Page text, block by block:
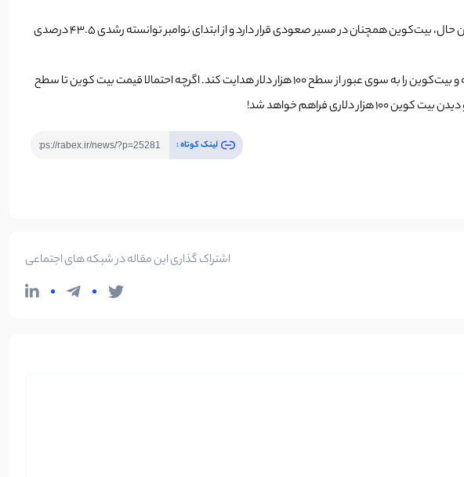
در حال حاضر، قیمت بیت کوین در محدوده 94 هزار دلار نوسان می‌کند که طی 4روز گذشته، تقریبا 5درصد کاهش یافته است. با این حال، بیت‌کوین همچنان در مسیر صعودی قرار دارد و از ابتدای نوامبر توانسته رشدی ۴۳.۵ درصدی
با وجود فشارهای ناشی از برداشت سود، افزایش تقاضای سفته‌بازانه و ورود سرمایه جدید می‌تواند موانع کنونی را از سر راه برداشته و بیت‌کوین را به سوی عبور از سطح ۱۰۰ هزار دلار هدایت کند. اگرچه احتمالا قیمت بیت کوین تا سطح
لینک کوتاه :
اشتراک گذاری این مقاله در شبکه های اجتماعی